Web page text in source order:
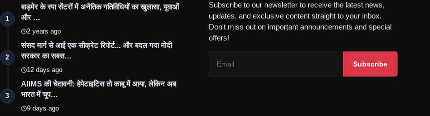
1
बाड़मेर के स्पा सेंटरों में अनैतिक गतिविधियों का खुलासा, युवाओं
और …
2 years ago
2
संसद मार्ग से आई एक सीक्रेट रिपोर्ट... और बदल गया मोदी
सरकार का सबस…
12 days ago
3
AIIMS की चेतावनी: हेपेटाइटिस तो काबू में आया, लेकिन अब
भारत में चुप…
9 days ago
Subscribe to our newsletter to receive the latest news,
updates, and exclusive content straight to your inbox.
Don't miss out on important announcements and special
offers!
Subscribe